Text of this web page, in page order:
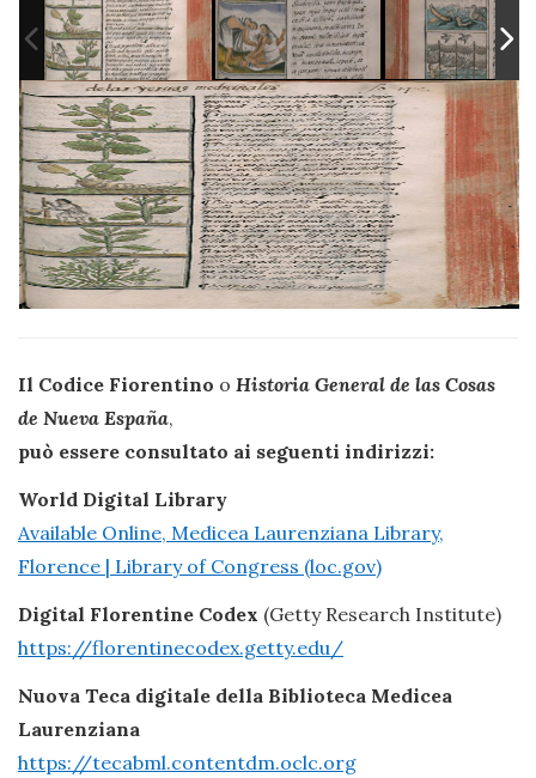
Il Codice Fiorentino o Historia General de las Cosas
de Nueva España,
può essere consultato ai seguenti indirizzi:
World Digital Library
Available Online, Medicea Laurenziana Library,
Florence | Library of Congress (loc.gov)
Digital Florentine Codex (Getty Research Institute)
https://florentinecodex.getty.edu/
Nuova Teca digitale della Biblioteca Medicea
Laurenziana
https://tecabml.contentdm.oclc.org